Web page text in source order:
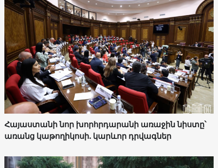
Հայաստանի նոր խորհրդարանի առաջին նիստը՝
առանց կաթողիկոսի. կարևոր դրվագներ